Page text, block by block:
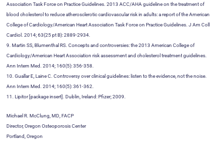
Association Task Force on Practice Guidelines. 2013 ACC/AHA guideline on the treatment of
blood cholesterol to reduce atherosclerotic cardiovascular risk in adults: a report of the American
College of Cardiology/American Heart Association Task Force on Practice Guidelines. J Am Coll
Cardiol. 2014; 63(25 pt B): 2889-2934.
9. Martin SS, Blumenthal RS. Concepts and controversies: the 2013 American College of
Cardiology/American Heart Association risk assessment and cholesterol treatment guidelines.
Ann Intern Med. 2014; 160(5): 356-358.
10. Guallar E, Laine C. Controversy over clinical guidelines: listen to the evidence, not the noise.
Ann Intern Med. 2014; 160(5): 361-362.
11. Lipitor [package insert]. Dublin, Ireland: Pfizer; 2009.
Michael R. McClung, MD, FACP
Director, Oregon Osteoporosis Center
Portland, Oregon